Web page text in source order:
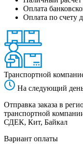
Оплата
Оплата по счету
Транспортной
На следующий
Отправка заказа в
транспортной
СДЕК, Кит, Байкал
Вариант оплаты